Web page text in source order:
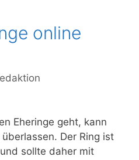
online
Eheringe geht, kann
Der Ring ist
sollte daher mit